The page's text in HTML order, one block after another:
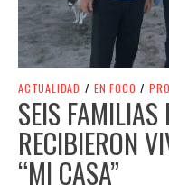
ACTUALIDAD / EN FOCO /
SEIS
RECIBIERON
“MI CASA”